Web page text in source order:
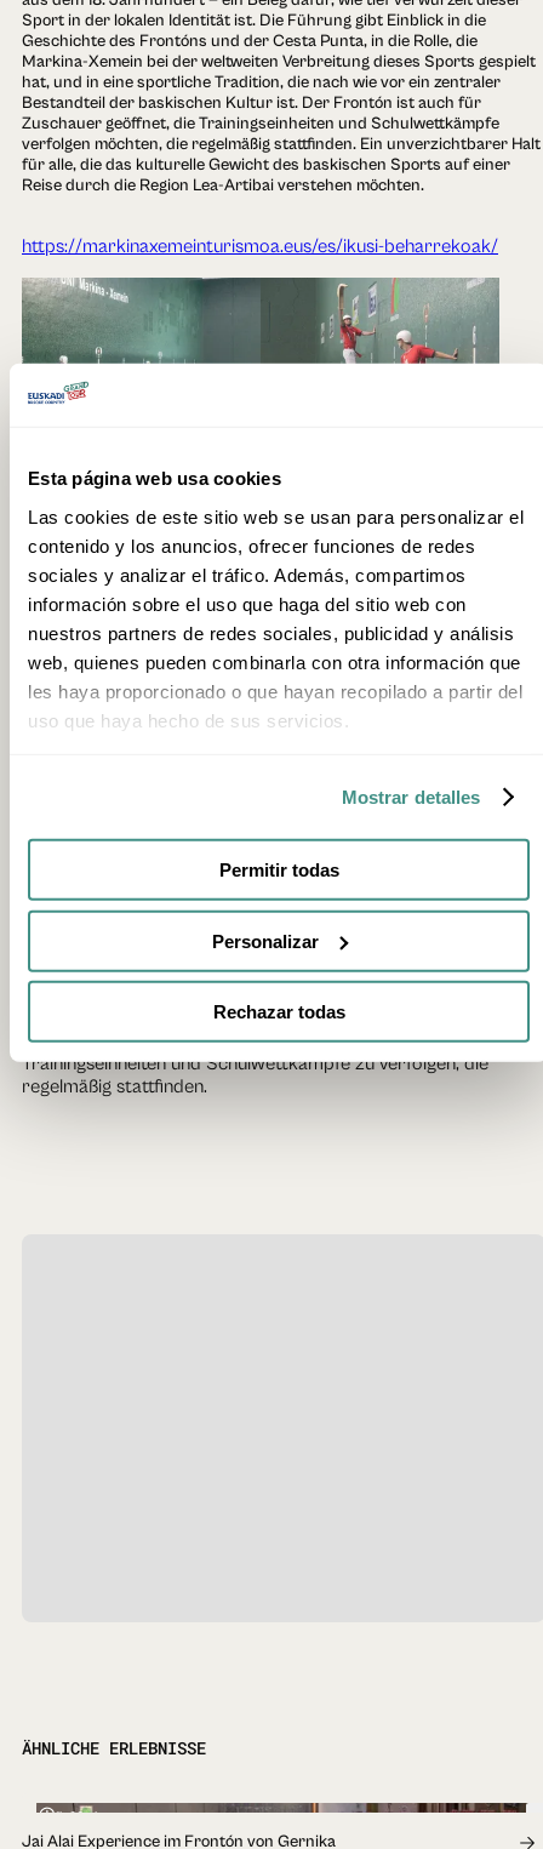
Esta página web usa cookies
Las cookies de este sitio web se usan para personalizar el
contenido y los anuncios, ofrecer funciones de redes
sociales y analizar el tráfico. Además, compartimos
información sobre el uso que haga del sitio web con
nuestros partners de redes sociales, publicidad y análisis
web, quienes pueden combinarla con otra información que
les haya proporcionado o que hayan recopilado a partir del
uso que haya hecho de sus servicios.
Mostrar detalles
Permitir todas
Personalizar
Rechazar todas
Sport in der lokalen Identität ist. Die Führung gibt Einblick in die
Geschichte des Frontóns und der Cesta Punta, in die Rolle, die
Markina-Xemein bei der weltweiten Verbreitung dieses Sports gespielt
hat, und in eine sportliche Tradition, die nach wie vor ein zentraler
Bestandteil der baskischen Kultur ist. Der Frontón ist auch für
Zuschauer geöffnet, die Trainingseinheiten und Schulwettkämpfe
verfolgen möchten, die regelmäßig stattfinden. Ein unverzichtbarer Halt
für alle, die das kulturelle Gewicht des baskischen Sports auf einer
Reise durch die Region Lea-Artibai verstehen möchten.
HÄUFIG GESTELLTE FRAGEN
Wo befindet sich der Jai-Alai-Frontón?
Weil er seit Generationen die Ausbildungsstätte großer Cesta-
Punta-Spieler ist. Der erste Frontón, der zu diesem Zweck
gebaut wurde, stammt aus dem 18. Jahrhundert.
Ja. Der Frontón bietet Führungen an und es ist auch möglich,
Trainingseinheiten und Schulwettkämpfe zu verfolgen, die
regelmäßig stattfinden.
Erlebnis hinzufügen
https://markinaxemeinturismoa.eus/es/ikusi-beharrekoak/
ÄHNLICHE ERLEBNISSE
1h 30min
Jai Alai Experience im Frontón von Gernika